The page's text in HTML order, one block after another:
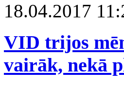
18.04.2017
VID trijos
vairāk, nekā